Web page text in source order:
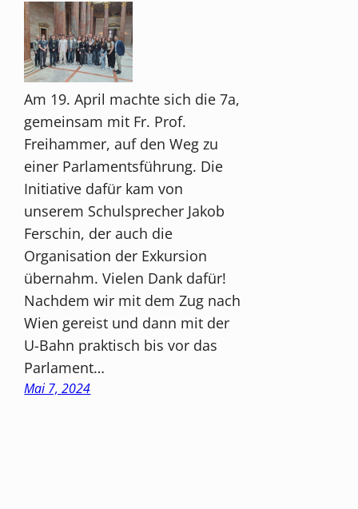
Am 19. April machte sich die 7a,
gemeinsam mit Fr. Prof.
Freihammer, auf den Weg zu
einer Parlamentsführung. Die
Initiative dafür kam von
unserem Schulsprecher Jakob
Ferschin, der auch die
Organisation der Exkursion
übernahm. Vielen Dank dafür!
Nachdem wir mit dem Zug nach
Wien gereist und dann mit der
U-Bahn praktisch bis vor das
Parlament…
Mai 7, 2024